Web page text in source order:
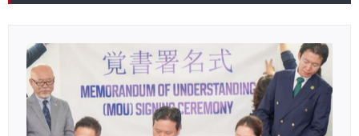
дүгнэлт гарган нэгдсэн хуралдаанд хэлэлцүүлэх,
тогтоолын төсөл боловсруулах чиг үүргээ
хэрэгжүүлэн ажиллажээ.